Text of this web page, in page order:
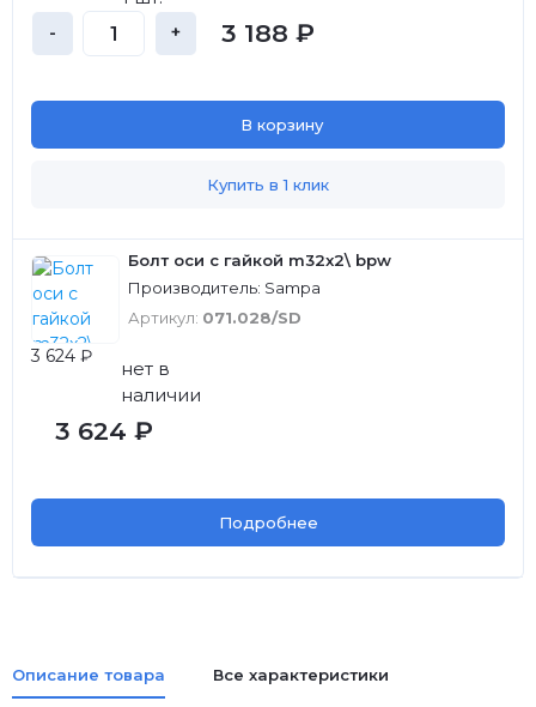
- + 3 188 ₽
В корзину
Купить в 1 клик
Болт оси c гайкой m32x2\ bpw
Производитель: Sampa
Артикул: 071.028/SD
3 624 ₽
нет в
наличии
3 624 ₽
Подробнее
Описание товара Все характеристики